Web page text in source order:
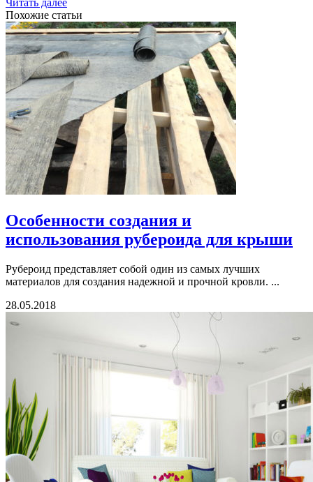
Читать далее
Похожие статьи
Особенности создания и
использования рубероида для крыши
Рубероид представляет собой один из самых лучших
материалов для создания надежной и прочной кровли. ...
28.05.2018